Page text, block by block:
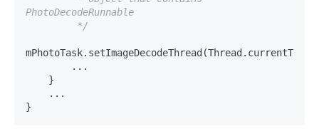
PhotoDecodeRunnable
         */
}